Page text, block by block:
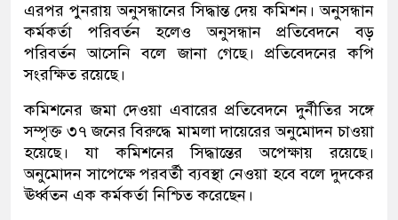
এরপর পুনরায় অনুসন্ধানের সিদ্ধান্ত দেয় কমিশন। অনুসন্ধান
কর্মকর্তা পরিবর্তন হলেও অনুসন্ধান প্রতিবেদনে বড়
পরিবর্তন আসেনি বলে জানা গেছে। প্রতিবেদনের কপি
সংরক্ষিত রয়েছে।
কমিশনের জমা দেওয়া এবারের প্রতিবেদনে দুর্নীতির সঙ্গে
সম্পৃক্ত ৩৭ জনের বিরুদ্ধে মামলা দায়েরের অনুমোদন চাওয়া
হয়েছে। যা কমিশনের সিদ্ধান্তের অপেক্ষায় রয়েছে।
অনুমোদন সাপেক্ষে পরবর্তী ব্যবস্থা নেওয়া হবে বলে দুদকের
ঊর্ধ্বতন এক কর্মকর্তা নিশ্চিত করেছেন।